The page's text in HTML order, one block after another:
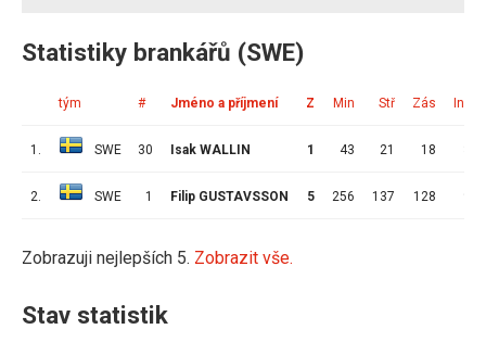
Statistiky brankářů (SWE)
tým # Jméno a příjmení Z Min Stř Zás Ink
1. SWE 30 Isak WALLIN 1 43 21 18
2. SWE 1 Filip GUSTAVSSON 5 256 137 128
Zobrazuji nejlepších 5. Zobrazit vše.
Stav statistik